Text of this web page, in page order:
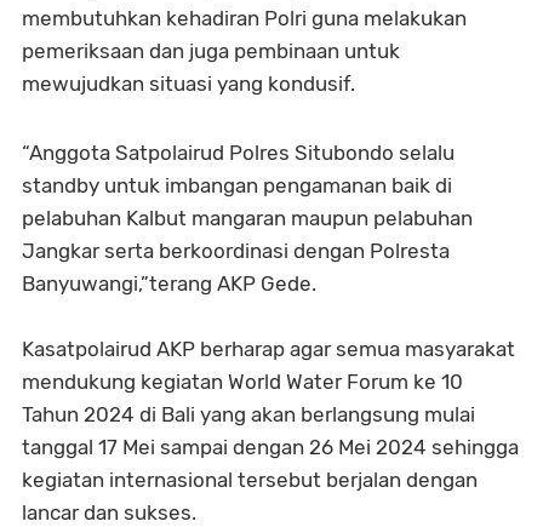
membutuhkan kehadiran Polri guna melakukan
pemeriksaan dan juga pembinaan untuk
mewujudkan situasi yang kondusif.
“Anggota Satpolairud Polres Situbondo selalu
standby untuk imbangan pengamanan baik di
pelabuhan Kalbut mangaran maupun pelabuhan
Jangkar serta berkoordinasi dengan Polresta
Banyuwangi,”terang AKP Gede.
Kasatpolairud AKP berharap agar semua masyarakat
mendukung kegiatan World Water Forum ke 10
Tahun 2024 di Bali yang akan berlangsung mulai
tanggal 17 Mei sampai dengan 26 Mei 2024 sehingga
kegiatan internasional tersebut berjalan dengan
lancar dan sukses.